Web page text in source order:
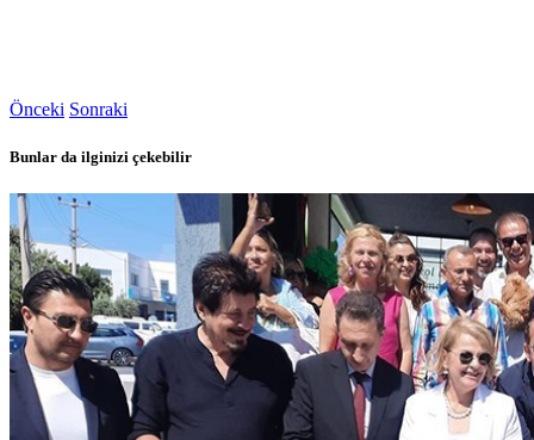
Önceki Sonraki
Bunlar da ilginizi çekebilir